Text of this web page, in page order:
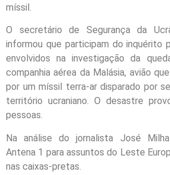
míssil.
O secretário de Segurança da
informou que participam do inquérito
envolvidos na investigação da
companhia aérea da Malásia, avião
por um míssil terra-ar disparado por
território ucraniano. O desastre
pessoas.
Na análise do jornalista José
Antena 1 para assuntos do Leste
nas caixas-pretas.